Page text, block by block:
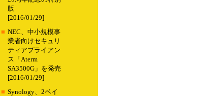
版
[2016/01/29]
■ NEC、中小規模事
業者向けセキュリ
ティアプライアン
ス「Aterm
SA3500G」を発売
[2016/01/29]
■ Synology、2ベイ